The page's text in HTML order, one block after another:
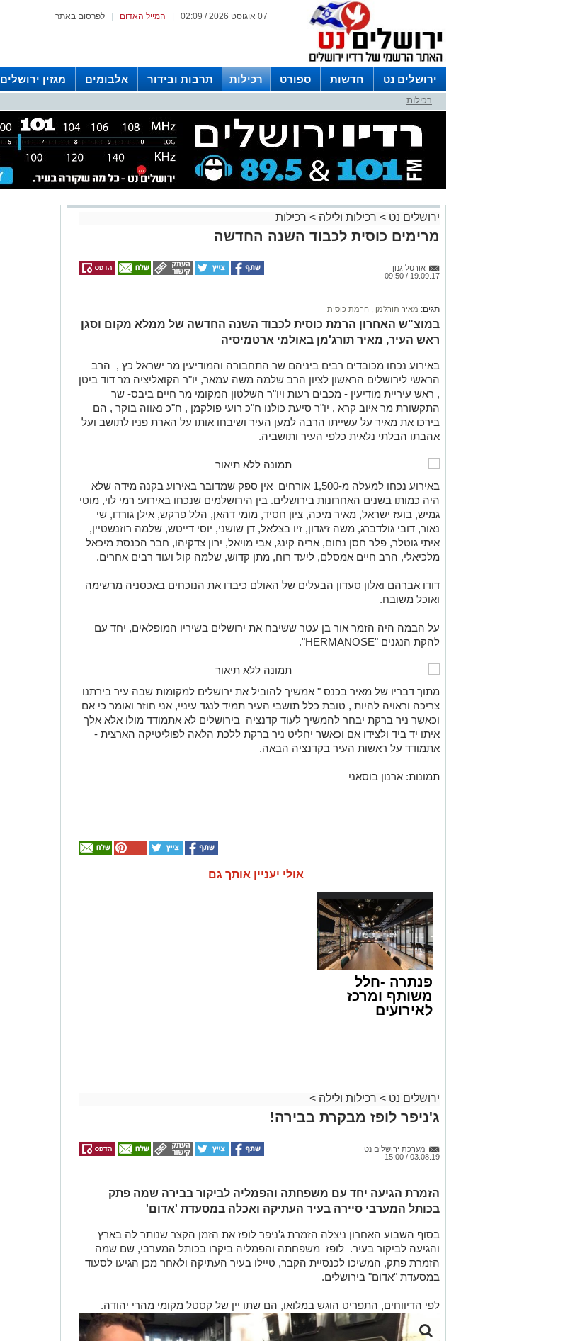
לפרסום באתר המייל האדום 07 אוגוסט 2026 / 02:09
ירושלים נט חדשות ספורט רכילות תרבות ובידור אלבומים מגזין ירושלים
לפרסום ברדיו צרו קשר
רכילות
ירושלים נט > רכילות ולילה > רכילות
מרימים כוסית לכבוד השנה החדשה
אורטל גנון
19.09.17 / 09:50
תגים: מאיר תורג'מן הרמת כוסית
במוצ"ש האחרון הרמת כוסית לכבוד השנה החדשה של ממלא מקום וסגן
ראש העיר, מאיר תורג'מן באולמי ארטמיסיה
באירוע נכחו מכובדים רבים ביניהם שר התחבורה והמודיעין מר ישראל כץ , הרב
הראשי לירושלים הראשון לציון הרב שלמה משה עמאר, יו"ר הקואליציה מר דוד ביטן
, ראש עיריית מודיעין - מכבים רעות ויו"ר השלטון המקומי מר חיים ביבס- שר
התקשורת מר איוב קרא , יו"ר סיעת כולנו ח"כ רועי פולקמן , ח"כ נאווה בוקר , הם
בירכו את מאיר על עשייתו הרבה למען העיר ושיבחו אותו על הארת פניו לתושב ועל
אהבתו הבלתי נלאית כלפי העיר ותושביה.
באירוע נכחו למעלה מ-1,500 אורחים אין ספק שמדובר באירוע בקנה מידה שלא
היה כמותו בשנים האחרונות בירושלים. בין הירושלמים שנכחו באירוע: רמי לוי, מוטי
גמיש, בועז ישראל, מאיר מיכה, ציון חסיד, מומי דהאן, הלל פרקש, אילן גורדו, שי
נאור, דובי גולדברג, משה זיגדון, זיו בצלאל, דן שושני, יוסי דייטש, שלמה רוזנשטיין,
איתי גוטלר, פלר חסן נחום, אריה קינג, אבי מויאל, ירון צדקיהו, חבר הכנסת מיכאל
מלכיאלי, הרב חיים אמסלם, ליעד רוח, מתן קדוש, שלמה קול ועוד רבים אחרים.
דודו אברהם ואלון סעדון הבעלים של האולם כיבדו את הנוכחים באכסניה מרשימה
ואוכל משובח.
על הבמה היה הזמר אור בן עטר ששיבח את ירושלים בשיריו המופלאים, יחד עם
להקת הנגנים "HERMANOSE".
מתוך דבריו של מאיר בכנס " אמשיך להוביל את ירושלים למקומות שבה עיר בירתנו
צריכה וראויה להיות , טובת כלל תושבי העיר תמיד לנגד עיניי, אני חוזר ואומר כי אם
וכאשר ניר ברקת יבחר להמשיך לעוד קדנציה בירושלים לא אתמודד מולו אלא אלך
איתו יד ביד ולצידו אם וכאשר יחליט ניר ברקת ללכת הלאה לפוליטיקה הארצית -
אתמודד על ראשות העיר בקדנציה הבאה.
תמונות: ארנון בוסאני
אולי יעניין אותך גם
פנתרה -חלל
משותף ומרכז
לאירועים
ירושלים נט > רכילות ולילה >
ג'ניפר לופז מבקרת בבירה!
מערכת ירושלים נט
03.08.19 / 15:00
הזמרת הגיעה יחד עם משפחתה והפמליה לביקור בבירה שמה פתק
בכותל המערבי סיירה בעיר העתיקה ואכלה במסעדת 'אדום'
בסוף השבוע האחרון ניצלה הזמרת ג'ניפר לופז את הזמן הקצר שנותר לה בארץ
והגיעה לביקור בעיר. לופז משפחתה והפמליה ביקרו בכותל המערבי, שם שמה
הזמרת פתק, המשיכו לכנסיית הקבר, טיילו בעיר העתיקה ולאחר מכן הגיעו לסעוד
במסעדת "אדום" בירושלים.
לפי הדיווחים, התפריט הוגש במלואו, הם שתו יין של קסטל מקומי מהרי יהודה.